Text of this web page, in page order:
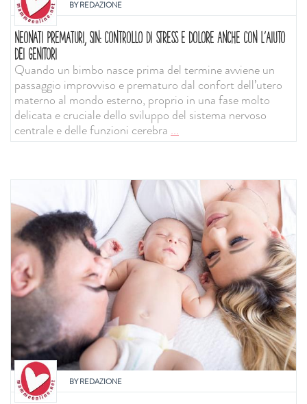
BYREDAZIONE
NEONATI PREMATURI, SIN: CONTROLLO DI STRESS E DOLORE ANCHE CON L'AIUTO
DEI GENITORI
Quando un bimbo nasce prima del termine avviene un
passaggio improvviso e prematuro dal confort dell’utero
materno al mondo esterno, proprio in una fase molto
delicata e cruciale dello sviluppo del sistema nervoso
centrale e delle funzioni cerebra...
BYREDAZIONE